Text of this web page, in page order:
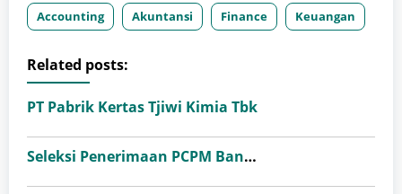
Accounting Akuntansi Finance Keuangan
Related posts:
PT Pabrik Kertas Tjiwi Kimia Tbk
Seleksi Penerimaan PCPM Bank Indonesia Angkatan 41